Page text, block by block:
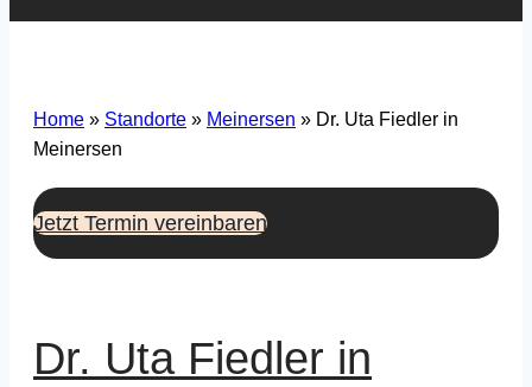
Home » Standorte » Meinersen » Dr. Uta Fiedler in
Meinersen
Jetzt Termin vereinbaren
Dr. Uta Fiedler in